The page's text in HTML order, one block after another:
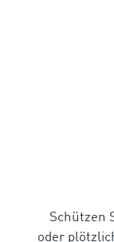
Schützen
oder